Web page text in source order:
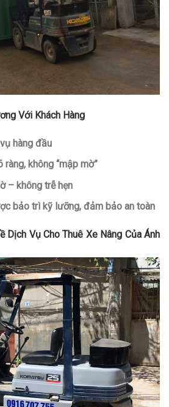
Với Khách Hàng
hàng đầu
ràng, không “mập mờ”
– không trễ hẹn
bảo trì kỹ lưỡng, đảm bảo an toàn
Dịch Vụ Cho Thuê Xe Nâng Của Ánh